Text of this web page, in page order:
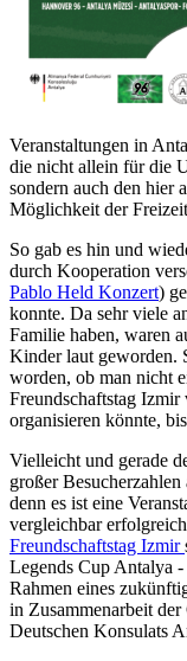
Veranstaltungen in
die nicht allein für die
sondern auch den hier
Möglichkeit der
So gab es hin und
durch Kooperation
Pablo Held Konzert)
konnte. Da sehr viele
Familie haben, waren
Kinder laut geworden.
worden, ob man nicht
Freundschaftstag
organisieren könnte,
Vielleicht und gerade
großer
denn es ist eine
vergleichbar
Freundschaftstag Izmir
Legends Cup Antalya
Rahmen eines
in Zusammenarbeit
Deutschen Konsulats